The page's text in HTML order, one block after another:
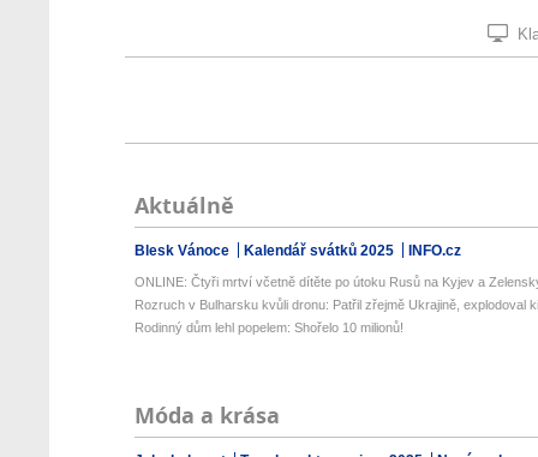
Aktuálně
Blesk Vánoce Kalendář svátků 2025 INFO.cz
ONLINE: Čtyři mrtví včetně dítěte po útoku Rusů na Kyjev a
Rozruch v Bulharsku kvůli dronu: Patřil zřejmě Ukrajině, explodoval
Rodinný dům lehl popelem: Shořelo 10 milionů!
Móda a krása